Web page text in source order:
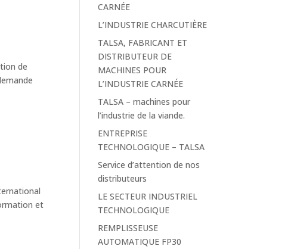
de
et
CARNÉE
L’INDUSTRIE CHARCUTIÈRE
TALSA, FABRICANT ET
DISTRIBUTEUR DE
MACHINES POUR
L’INDUSTRIE CARNÉE
TALSA – machines pour
l’industrie de la viande.
ENTREPRISE
TECHNOLOGIQUE – TALSA
Service d’attention de nos
distributeurs
LE SECTEUR INDUSTRIEL
TECHNOLOGIQUE
REMPLISSEUSE
AUTOMATIQUE FP30